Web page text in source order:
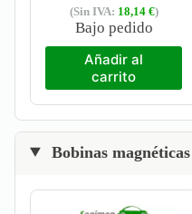
(Sin IVA: 18,14 €)
Bajo pedido
Añadir al
carrito
Bobinas magnéticas